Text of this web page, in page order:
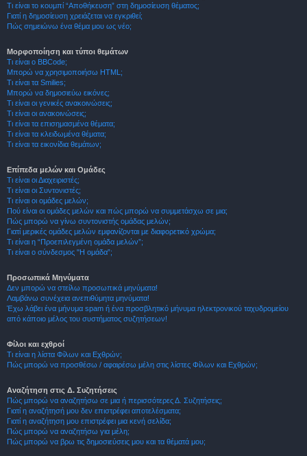
Τι είναι το κουμπί “Αποθήκευση” στη δημοσίευση θέματος;
Γιατί η δημοσίευση χρειάζεται να εγκριθεί;
Πώς σημειώνω ένα θέμα μου ως νέο;
Μορφοποίηση και τύποι θεμάτων
Τι είναι ο BBCode;
Μπορώ να χρησιμοποιήσω HTML;
Τι είναι τα Smilies;
Μπορώ να δημοσιεύω εικόνες;
Τι είναι οι γενικές ανακοινώσεις;
Τι είναι οι ανακοινώσεις;
Τι είναι τα επισημασμένα θέματα;
Τι είναι τα κλειδωμένα θέματα;
Τι είναι τα εικονίδια θεμάτων;
Επίπεδα μελών και Ομάδες
Τι είναι οι Διαχειριστές;
Τι είναι οι Συντονιστές;
Τι είναι οι ομάδες μελών;
Πού είναι οι ομάδες μελών και πώς μπορώ να συμμετάσχω σε μια;
Πώς μπορώ να γίνω συντονιστής ομάδας μελών;
Γιατί μερικές ομάδες μελών εμφανίζονται με διαφορετικό χρώμα;
Τι είναι η “Προεπιλεγμένη ομάδα μελών”;
Τι είναι ο σύνδεσμος "Η ομάδα”;
Προσωπικά Μηνύματα
Δεν μπορώ να στείλω προσωπικά μηνύματα!
Λαμβάνω συνέχεια ανεπιθύμητα μηνύματα!
Έχω λάβει ένα μήνυμα spam ή ένα προσβλητικό μήνυμα ηλεκτρονικού ταχυδρομείου
από κάποιο μέλος του συστήματος συζητήσεων!
Φίλοι και εχθροί
Τι είναι η λίστα Φίλων και Εχθρών;
Πώς μπορώ να προσθέσω / αφαιρέσω μέλη στις λίστες Φίλων και Εχθρών;
Αναζήτηση στις Δ. Συζητήσεις
Πώς μπορώ να αναζητήσω σε μια ή περισσότερες Δ. Συζητήσεις;
Γιατί η αναζήτησή μου δεν επιστρέφει αποτελέσματα;
Γιατί η αναζήτηση μου επιστρέφει μια κενή σελίδα;
Πώς μπορώ να αναζητήσω για μέλη;
Πώς μπορώ να βρω τις δημοσιεύσεις μου και τα θέματά μου;